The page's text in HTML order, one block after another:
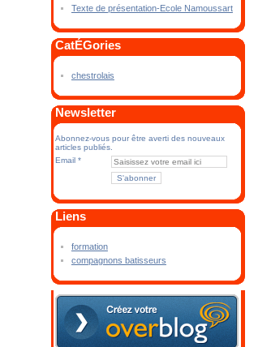
Texte de présentation-Ecole Namoussart
CatÉGories
chestrolais
Newsletter
Abonnez-vous pour être averti des nouveaux
articles publiés.
Email
Liens
formation
compagnons batisseurs